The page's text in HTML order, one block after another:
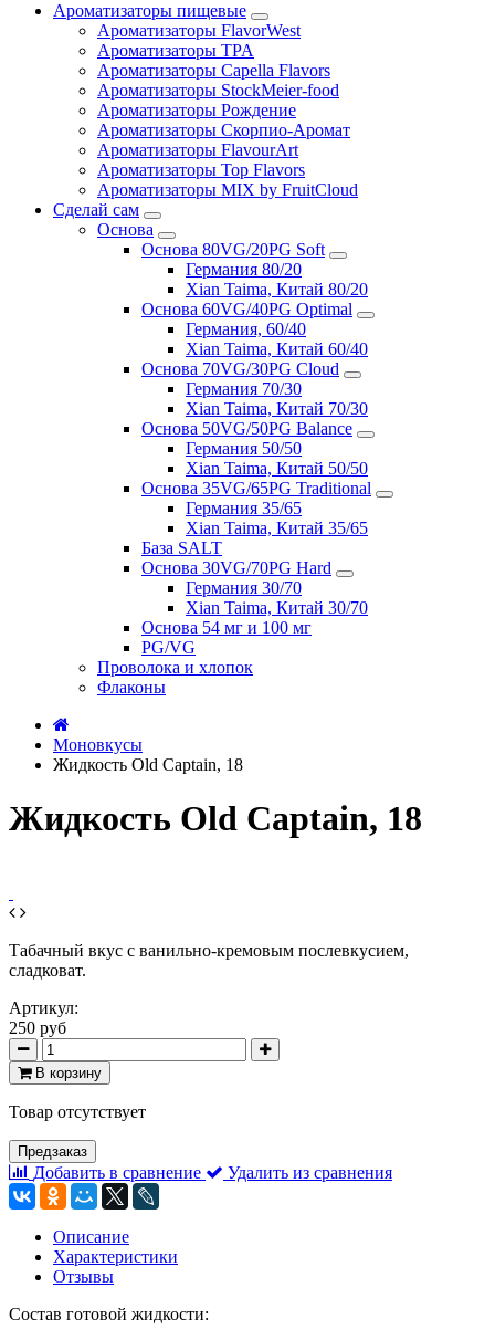
Ароматизаторы пищевые
Ароматизаторы FlavorWest
Ароматизаторы TPA
Ароматизаторы Capella Flavors
Ароматизаторы StockMeier-food
Ароматизаторы Рождение
Ароматизаторы Скорпио-Аромат
Ароматизаторы FlavourArt
Ароматизаторы Top Flavors
Ароматизаторы MIX by FruitCloud
Сделай сам
Основа
Основа 80VG/20PG Soft
Германия 80/20
Xian Taima, Китай 80/20
Основа 60VG/40PG Optimal
Германия, 60/40
Xian Taima, Китай 60/40
Основа 70VG/30PG Cloud
Германия 70/30
Xian Taima, Китай 70/30
Основа 50VG/50PG Balance
Германия 50/50
Xian Taima, Китай 50/50
Основа 35VG/65PG Traditional
Германия 35/65
Xian Taima, Китай 35/65
База SALT
Основа 30VG/70PG Hard
Германия 30/70
Xian Taima, Китай 30/70
Основа 54 мг и 100 мг
PG/VG
Проволока и хлопок
Флаконы
Моновкусы
Жидкость Old Captain, 18
Жидкость Old Captain, 18
Табачный вкус с ванильно-кремовым послевкусием,
сладковат.
Артикул:
250 руб
В корзину
Товар отсутствует
Предзаказ
Добавить в сравнение Удалить из сравнения
Описание
Характеристики
Отзывы
Состав готовой жидкости: